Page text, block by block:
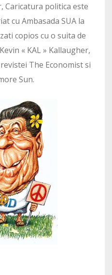
Caricatura politica este
cu Ambasada SUA la
copios cu o suita de
« KAL » Kallaugher,
The Economist si
Sun.